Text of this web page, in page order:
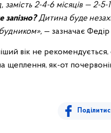
2-4-6 місяців — 2-5-
запізно?Дитина буде
— зазначає Федір
вік не
щеплення, як-от